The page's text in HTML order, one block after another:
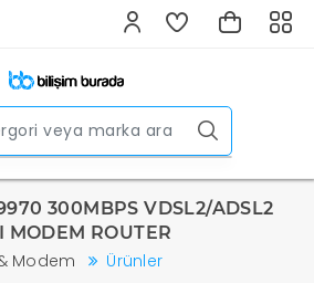
300MBPS VDSL2/ADSL2
MODEM ROUTER
Modem Ürünler